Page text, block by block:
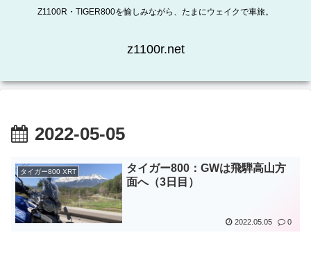
Z1100R・TIGER800を愉しみながら、たまにウェイクで車旅。
z1100r.net
2022-05-05
タイガー800 XRT
タイガー800：GWは飛騨高山方
面へ（3日目）
2022.05.05 0